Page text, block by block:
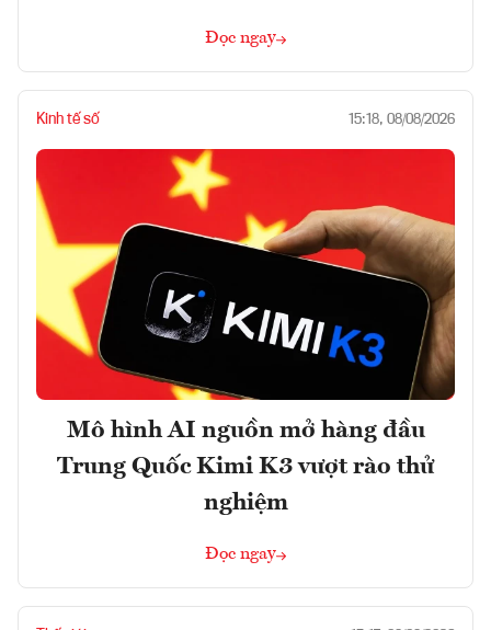
Đọc ngay
Kinh tế số 15:18, 08/08/2026
Mô hình AI nguồn mở hàng đầu
Trung Quốc Kimi K3 vượt rào thử
nghiệm
Đọc ngay